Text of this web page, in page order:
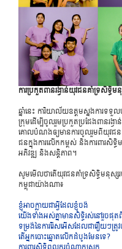
កា​រប្រ​កួត​ពាន​រង្វាន់យុវ​ជន​គាំទ្រ​សិទ្
ឆ្នាំ​នេះ ​ការិ​យាល័យឧត្តម​ស្នង​ការ​ទ​ទួ
ក្រុម​ដើម្បី​ចូល​រួមប្រកួ​ត​ប្រ​ជែង​ពាន​រង្វ
គោល​បំណង​ឲ្យ​មាន​ការ​ចូល​រួម​ពីយុវ​ជ
ជន​ក្នុង​ការ​លើក​កម្ពស់ ​និង​ការពា​រ​
អភិវឌ្ឍ ​និង​សន្តិ​ភាព។
សូម​មើល​ថា​តើយុវ​ជន​គាំទ្រ​សិទ្ធិ​ម​នុស្
កម្ពុ​ជា​យ៉ាង​ណា៖
​ខ្ញុំ​អា​ច​ក្លាយ​ជា​អ្វី​ដែល​ខ្ញុំ​ចង់
យើង​ទាំង​អស់​គ្នា​មាន​សិទ្ធិ​រស់​នៅ​រួច​ផុត​ពី​
ទម្រង់​នៃ​ការ​រើស​អើស​ដែល​ជា​រឿយៗ​ត្
​តើ​អ្នក​បោះ​ឆ្នោត​លើក​ដំ​បូង​មែន​ទេ?